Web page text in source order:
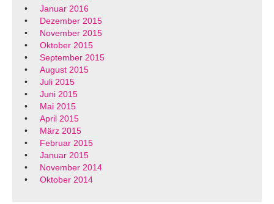
Januar 2016
Dezember 2015
November 2015
Oktober 2015
September 2015
August 2015
Juli 2015
Juni 2015
Mai 2015
April 2015
März 2015
Februar 2015
Januar 2015
November 2014
Oktober 2014